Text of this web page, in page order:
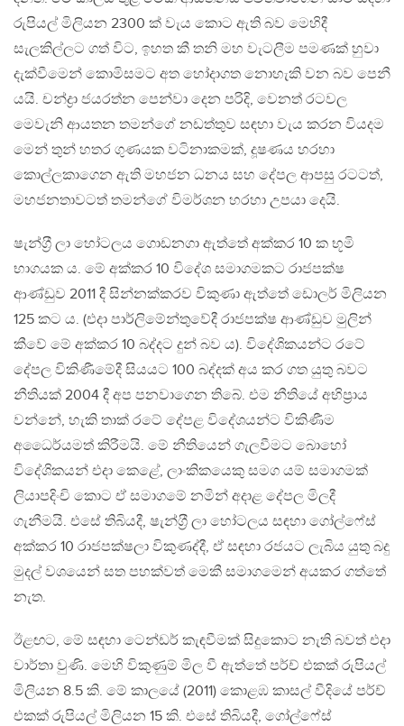
රුපියල් මිලියන 2300 ක් වැය කොට ඇති බව මෙහිදී
සැලකිල්ලට ගත් විට, ඉහත කී තනි මහ වැටලීම පමණක් හුවා
දැක්වීමෙන් කොමිසමට අත හෝදාගත නොහැකි වන බව පෙනී
යයි. චන්ද්‍රා ජයරත්න පෙන්වා දෙන පරිදි, වෙනත් රටවල
මෙවැනි ආයතන තමන්ගේ නඩත්තුව සඳහා වැය කරන වියදම
මෙන් තුන් හතර ගුණයක වටිනාකමක්, දූෂණය හරහා
කොල්ලකාගෙන ඇති මහජන ධනය සහ දේපල ආපසු රටටත්,
මහජනතාවටත් තමන්ගේ විමර්ශන හරහා උපයා දෙයි.
ෂැන්ග‍්‍රී ලා හෝටලය ගොඩනගා ඇත්තේ අක්කර 10 ක භූමි
භාගයක ය. මේ අක්කර 10 විදේශ සමාගමකට රාජපක්ෂ
ආණ්ඩුව 2011 දී සින්නක්කරව විකුණා ඇත්තේ ඩොලර් මිලියන
125 කට ය. (එදා පාර්ලිමේන්තුවේදී රාජපක්ෂ ආණ්ඩුව මුලින්
කීවේ මේ අක්කර 10 බද්දට දුන් බව ය). විදේශිකයන්ට රටේ
දේපල විකිණීමේදී සියයට 100 බද්දක් අය කර ගත යුතු බවට
නීතියක් 2004 දී අප පනවාගෙන තිබේ. එම නීතියේ අභිප‍්‍රාය
වන්නේ, හැකි තාක් රටේ දේපළ විදේශයන්ට විකිණීම
අධෛර්යමත් කිරීමයි. මේ නීතියෙන් ගැලවීමට බොහෝ
විදේශිකයන් එදා කෙළේ, ලාංකිකයෙකු සමග යම් සමාගමක්
ලියාපදිංචි කොට ඒ සමාගමේ නමින් අදාළ දේපල මිලදී
ගැනීමයි. එසේ තිබියදී, ෂැන්ග‍්‍රී ලා හෝටලය සඳහා ගෝල්ෆේස්
අක්කර 10 රාජපක්ෂලා විකුණද්දී, ඒ සඳහා රජයට ලැබිය යුතු බදු
මුදල් වශයෙන් සත පහක්වත් මෙකී සමාගමෙන් අයකර ගත්තේ
නැත.
ඊළඟට, මේ සඳහා ටෙන්ඩර් කැඳවීමක් සිදුකොට නැති බවත් එදා
වාර්තා වුණි. මෙහි විකුණුම් මිල වී ඇත්තේ පර්ච් එකක් රුපියල්
මිලියන 8.5 කි. මේ කාලයේ (2011) කොළඹ කාසල් වීදියේ පර්ච්
එකක් රුපියල් මිලියන 15 කි. එසේ තිබියදී, ගෝල්ෆේස්